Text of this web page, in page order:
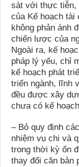
sát với thực tiễn,
của Kế hoạch tài
không phản ánh
chiến lược của
Ngoài ra, kế
pháp lý yếu, chỉ
kế hoạch phát
triển ngành, lĩnh
đều được xây
chưa có kế
– Bỏ quy định
nhiệm vụ chi và
trong thời kỳ ổn
thay đổi căn bản